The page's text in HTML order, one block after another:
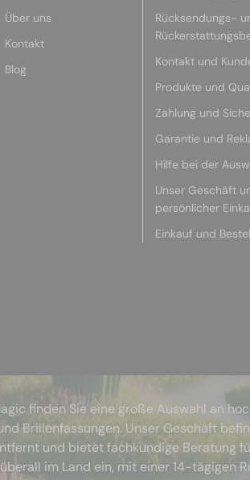
Über uns
Kontakt
Blog
Rücksendungs-
Kontakt und
Produkte und
Zahlung und
Garantie und
Hilfe bei der
Unser Geschäft
persönlicher
Einkauf und
finden Sie eine große Auswahl an
Brillenfassungen. Unser Geschäft
und bietet fachkundige Beratung
im Land ein, mit einer 14-tägigen